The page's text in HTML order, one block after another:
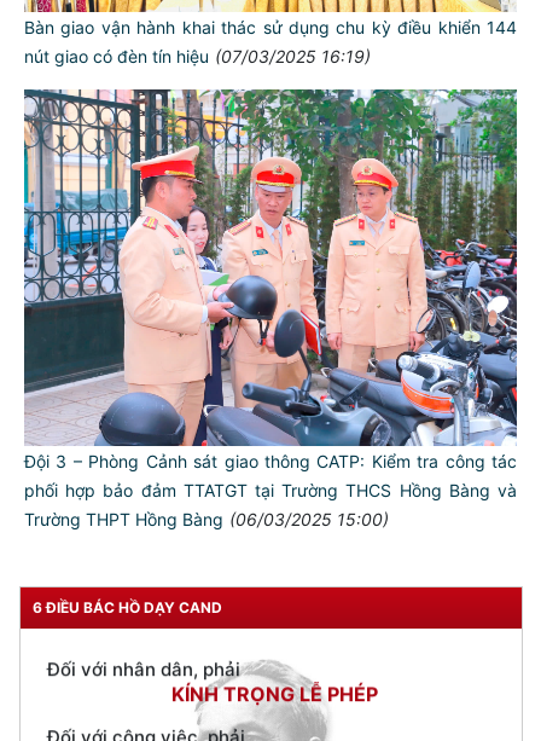
Bàn giao vận hành khai thác sử dụng chu kỳ điều khiển 144
nút giao có đèn tín hiệu (07/03/2025 16:19)
Đội 3 – Phòng Cảnh sát giao thông CATP: Kiểm tra công tác
phối hợp bảo đảm TTATGT tại Trường THCS Hồng Bàng và
Trường THPT Hồng Bàng (06/03/2025 15:00)
6 ĐIỀU BÁC HỒ DẠY CAND
TƯ CÁCH
NGƯỜI CÔNG AN CÁCH MỆNH LÀ:
Đối với tự mình, phải
CẦN, KIỆM, LIÊM, CHÍNH
Đối với đồng sự, phải
THÂN ÁI GIÚP ĐỠ
Đối với chính phủ, phải
Đối với nhân dân, phải
KÍNH TRỌNG LỄ PHÉP
TẬN TỤY
Đối với địch, phải